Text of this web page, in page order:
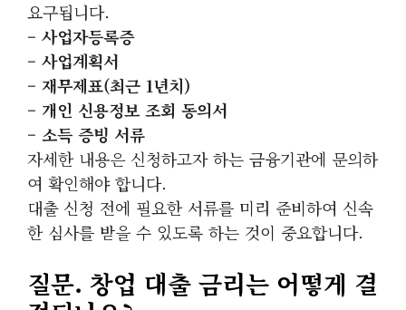
요구됩니다.
– 사업자등록증
– 사업계획서
– 재무제표(최근 1년치)
– 개인 신용정보 조회 동의서
– 소득 증빙 서류
자세한 내용은 신청하고자 하는 금융기관에 문의하
여 확인해야 합니다.
대출 신청 전에 필요한 서류를 미리 준비하여 신속
한 심사를 받을 수 있도록 하는 것이 중요합니다.
질문. 창업 대출 금리는 어떻게 결